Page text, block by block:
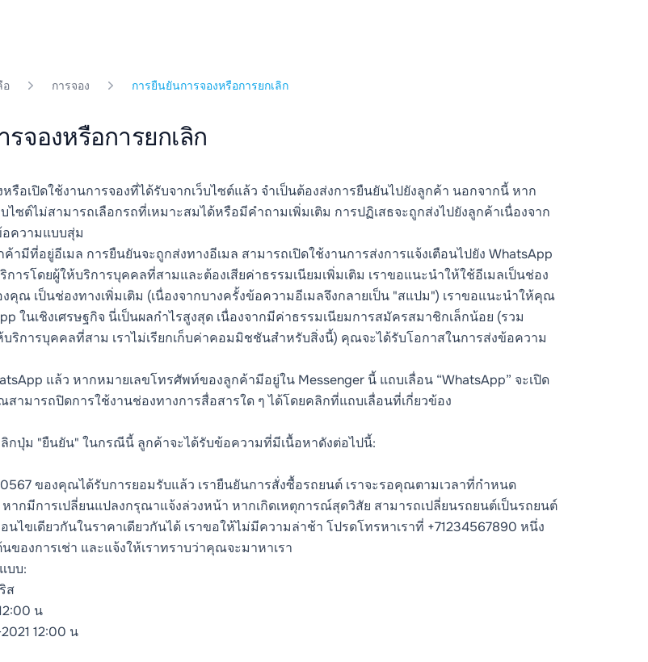
อ การจอง การยืนยันการจองหรือการยกเลิก
จองหรือการยกเลิก
รือเปิดใช้งานการจองที่ได้รับจากเว็บไซต์แล้ว จำเป็นต้องส่งการยืนยันไปยังลูกค้า นอกจากนี้ หาก
ไซต์ไม่สามารถเลือกรถที่เหมาะสมได้หรือมีคำถามเพิ่มเติม การปฏิเสธจะถูกส่งไปยังลูกค้าเนื่องจาก
ความแบบสุ่ม
ามีที่อยู่อีเมล การยืนยันจะถูกส่งทางอีเมล สามารถเปิดใช้งานการส่งการแจ้งเตือนไปยัง WhatsApp
การโดยผู้ให้บริการบุคคลที่สามและต้องเสียค่าธรรมเนียมเพิ่มเติม เราขอแนะนำให้ใช้อีเมลเป็นช่อง
คุณ เป็นช่องทางเพิ่มเติม (เนื่องจากบางครั้งข้อความอีเมลจึงกลายเป็น "สแปม") เราขอแนะนำให้คุณ
ในเชิงเศรษฐกิจ นี่เป็นผลกำไรสูงสุด เนื่องจากมีค่าธรรมเนียมการสมัครสมาชิกเล็กน้อย (รวม
บริการบุคคลที่สาม เราไม่เรียกเก็บค่าคอมมิชชันสำหรับสิ่งนี้) คุณจะได้รับโอกาสในการส่งข้อความ
แล้ว หากหมายเลขโทรศัพท์ของลูกค้ามีอยู่ใน Messenger นี้ แถบเลื่อน “WhatsApp” จะเปิด
สามารถปิดการใช้งานช่องทางการสื่อสารใด ๆ ได้โดยคลิกที่แถบเลื่อนที่เกี่ยวข้อง
กปุ่ม "ยืนยัน" ในกรณีนี้ ลูกค้าจะได้รับข้อความที่มีเนื้อหาดังต่อไปนี้:
ของคุณได้รับการยอมรับแล้ว เรายืนยันการสั่งซื้อรถยนต์ เราจะรอคุณตามเวลาที่กำหนด
หากมีการเปลี่ยนแปลงกรุณาแจ้งล่วงหน้า หากเกิดเหตุการณ์สุดวิสัย สามารถเปลี่ยนรถยนต์เป็นรถยนต์
นไขเดียวกันในราคาเดียวกันได้ เราขอให้ไม่มีความล่าช้า โปรดโทรหาเราที่ +71234567890 หนึ่ง
ของการเช่า และแจ้งให้เราทราบว่าคุณจะมาหาเรา
บบ:
ส
น
12:00 น